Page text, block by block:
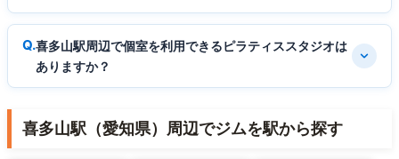
喜多山駅周辺で個室を利用できるピラティススタジオは
ありますか？
喜多山駅（愛知県）周辺でジムを駅から探す